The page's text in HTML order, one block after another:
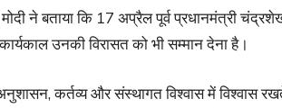
ने बताया कि 17 अप्रैल पूर्व प्रधानमंत्री
उनकी विरासत को भी सम्मान देना है।
कर्तव्य और संस्थागत विश्वास में विश्वास